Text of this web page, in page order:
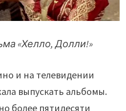
«Хелло, Долли!»
и на телевидении
выпускать альбомы.
более пятидесяти